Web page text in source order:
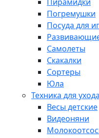
Погремушки
Посуда для
Самолеты
Скакалки
Сортеры
Юла
Техника для ухода
Весы детские
Видеоняни